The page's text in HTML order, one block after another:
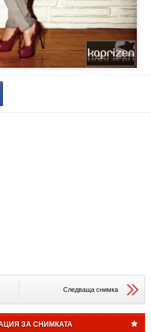
Следваща снимка
ЗА СНИМКАТА